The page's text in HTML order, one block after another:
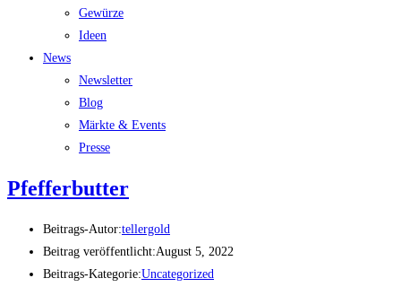
Gewürze
Ideen
News
Newsletter
Blog
Märkte & Events
Presse
Pfefferbutter
Beitrags-Autor:tellergold
Beitrag veröffentlicht:August 5, 2022
Beitrags-Kategorie:Uncategorized